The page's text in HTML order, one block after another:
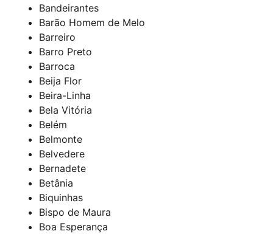
Bandeirantes
Barão Homem de Melo
Barreiro
Barro Preto
Barroca
Beija Flor
Beira-Linha
Bela Vitória
Belém
Belmonte
Belvedere
Bernadete
Betânia
Biquinhas
Bispo de Maura
Boa Esperança